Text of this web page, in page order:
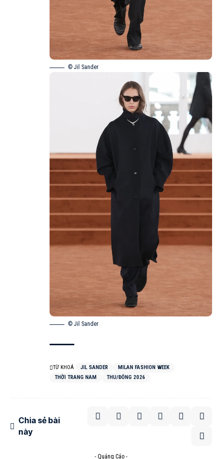
© Jil Sander
© Jil Sander
TỪ KHOÁ JIL SANDER
MILAN FASHION WEEK
THỜI TRANG NAM
THU/ĐÔNG 2026
Chia sẻ bài
này
- Quảng Cáo -